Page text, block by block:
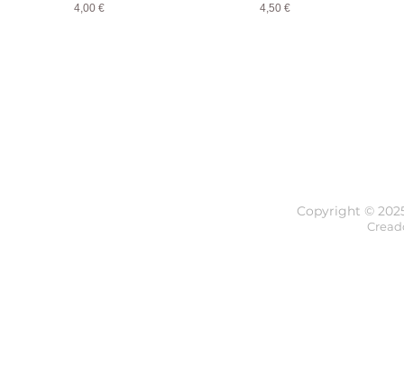
Precio
4,00 €
Precio
4,50 €
Copyright ©